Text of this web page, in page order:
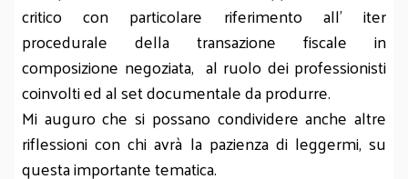
critico con particolare riferimento all’ iter
procedurale della transazione fiscale in
composizione negoziata, al ruolo dei professionisti
coinvolti ed al set documentale da produrre.
Mi auguro che si possano condividere anche altre
riflessioni con chi avrà la pazienza di leggermi, su
questa importante tematica.